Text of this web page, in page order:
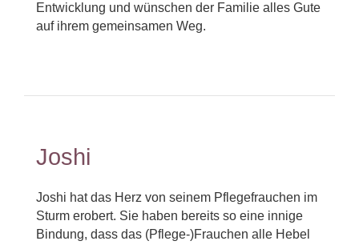
Entwicklung und wünschen der Familie alles Gute
auf ihrem gemeinsamen Weg.
Joshi
Joshi hat das Herz von seinem Pflegefrauchen im
Sturm erobert. Sie haben bereits so eine innige
Bindung, dass das (Pflege-)Frauchen alle Hebel